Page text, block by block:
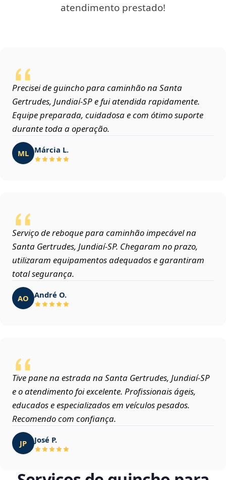
atendimento prestado!
Precisei de guincho para caminhão na Santa
Gertrudes, Jundiaí‑SP e fui atendida rapidamente.
Equipe preparada, cuidadosa e com ótimo suporte
durante toda a operação.
ML Márcia L.
Serviço de reboque para caminhão impecável na
Santa Gertrudes, Jundiaí‑SP. Chegaram no prazo,
utilizaram equipamentos adequados e garantiram
total segurança.
AO André O.
Tive pane na estrada na Santa Gertrudes, Jundiaí‑SP
e o atendimento foi excelente. Profissionais ágeis,
educados e especializados em veículos pesados.
Recomendo com confiança.
JP José P.